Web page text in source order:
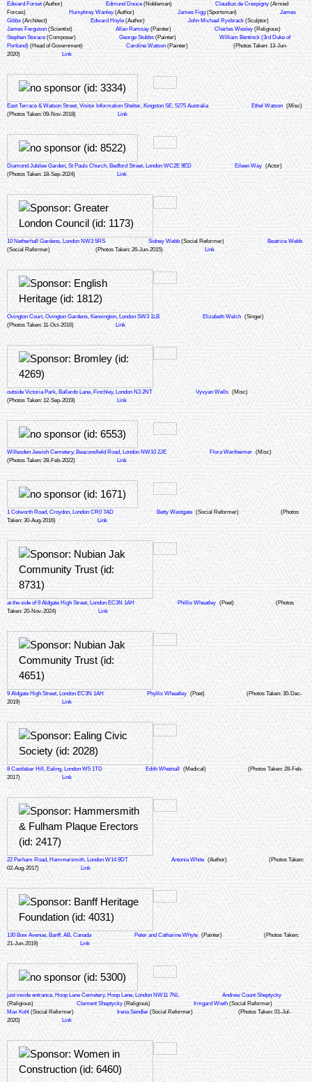
Edward Forset(Author) Edmund Douce(Nobleman) Claudius de Crespigny (Armed
Forces)
Humphrey Wanley (Author) James Figg (Sportsman)
James
Gibbs (Architect) Edward Hoyle (Author) John Michael Rysbrack (Sculptor)
James Ferguson (Scientist) Allan Ramsay (Painter) Charles Wesley (Religious)
Stephen Storace (Composer) George Stubbs (Painter)
William Bentinck (3rd Duke of
Portland) (Head of Government) Caroline Watson (Painter)
(Photos Taken: 13-Jun-
2020)
Link
East Terrace & Watson Street, Visitor Information Shelter, Kingston SE, 5275 Australia Ethel Watson (Misc)
(Photos Taken: 09-Nov-2018)
Link
Diamond Jubilee Garden, St Pauls Church, Bedford Street, London WC2E 9ED Eileen Way (Actor)
(Photos Taken: 18-Sep-2024)
Link
10 Netherhall Gardens, London NW3 5RS Sidney Webb (Social Reformer)
Beatrice Webb
(Social Reformer)
(Photos Taken: 26-Jun-2015) Link
Ovington Court, Ovington Gardens, Kensington, London SW3 1LB Elizabeth Welch (Singer)
(Photos Taken: 11-Oct-2016)
Link
outside Victoria Park, Ballards Lane, Finchley, London N3 2NT Vyvyan Wells (Misc)
(Photos Taken: 12-Sep-2019)
Link
Willesden Jewish Cemetery, Beaconsfield Road, London NW10 2JE Flora Wertheimer (Misc)
(Photos Taken: 28-Feb-2022)
Link
1 Colworth Road, Croydon, London CR0 7AD Betty Westgate (Social Reformer)
(Photos
Taken: 30-Aug-2016)
Link
at the side of 9 Aldgate High Street, London EC3N 1AH Phillis Wheatley (Poet)
(Photos
Taken: 20-Nov-2024)
Link
9 Aldgate High Street, London EC3N 1AH Phyllis Wheatley (Poet)
(Photos Taken: 30-Dec-
2019)
Link
8 Castlebar Hill, Ealing, London W5 1TD Edith Whetnall (Medical)
(Photos Taken: 28-Feb-
2017)
Link
22 Perham Road, Hammersmith, London W14 9DT Antonia White (Author)
(Photos Taken:
02-Aug-2017)
Link
130 Bow Avenue, Banff, AB, Canada Peter and Catharine Whyte (Painter)
(Photos Taken:
21-Jun-2019)
Link
just inside entrance, Hoop Lane Cemetery, Hoop Lane, London NW11 7NL
Andrew Count Sheptycky
(Religious)
Clement Sheptycky (Religious) Irmgard Wieth (Social Reformer)
Max Kohl (Social Reformer) Irena Sendler (Social Reformer)
(Photos Taken: 01-Jul-
2020)
Link